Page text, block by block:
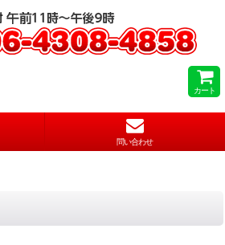
カート
問い合わせ